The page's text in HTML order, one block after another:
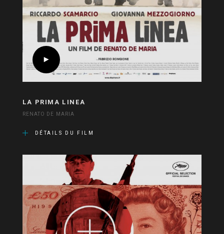
LA PRIMA LINEA
RENATO DE MARIA
DÉTAILS DU FILM